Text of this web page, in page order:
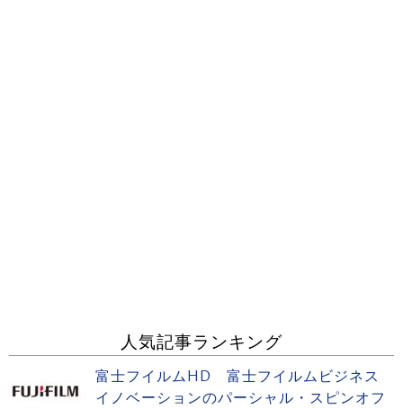
人気記事ランキング
富士フイルムHD 富士フイルムビジネス
イノベーションのパーシャル・スピンオフ